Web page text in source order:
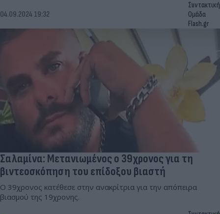
04.09.2024 19:32
Συντακτική
Ομάδα
Flash.gr
Σαλαμίνα: Μετανιωμένος ο 39χρονος για τη
βιντεοσκόπηση του επίδοξου βιαστή
Ο 39χρονος κατέθεσε στην ανακρίτρια για την απόπειρα
βιασμού της 19χρονης.